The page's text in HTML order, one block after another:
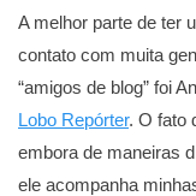
A melhor parte de ter
contato com muita
“amigos de blog” foi
Lobo Repórter. O fato
embora de maneiras
ele acompanha